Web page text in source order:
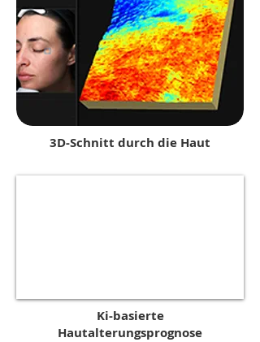
3D-Schnitt durch die Haut
Ki-basierte
Hautalterungsprognose